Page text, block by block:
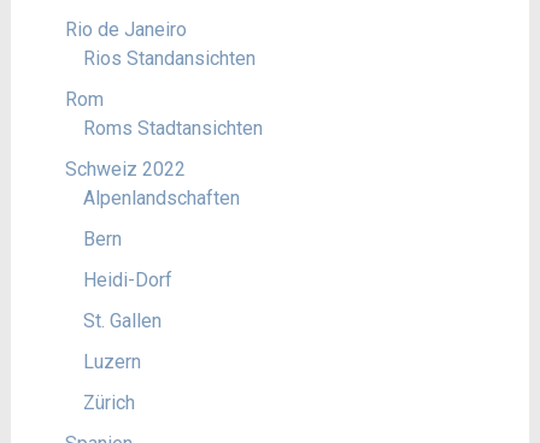
Rio de Janeiro
Rios Standansichten
Rom
Roms Stadtansichten
Schweiz 2022
Alpenlandschaften
Bern
Heidi-Dorf
St. Gallen
Luzern
Zürich